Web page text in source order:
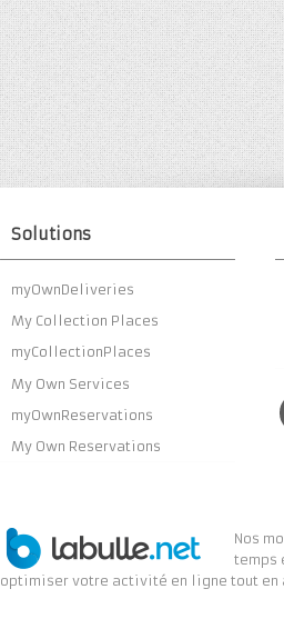
Solutions
myOwnDeliveries
My Collection Places
myCollectionPlaces
My Own Services
myOwnReservations
My Own Reservations
Nos
temps
optimiser votre activité en ligne tout en